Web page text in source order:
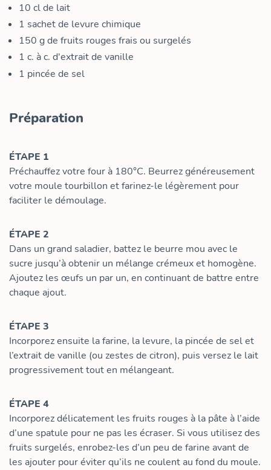
10 clde lait
1 sachet de levure chimique
150 gde fruits rouges frais ou surgelés
1 c. à c. d'extrait de vanille
1 pincée de sel
Préparation
ÉTAPE 1
Préchauffez votre four à 180°C. Beurrez généreusement
votre moule tourbillon et farinez-le légèrement pour
faciliter le démoulage.
ÉTAPE 2
Dans un grand saladier, battez le beurre mou avec le
sucre jusqu’à obtenir un mélange crémeux et homogène.
Ajoutez les œufs un par un, en continuant de battre entre
chaque ajout.
ÉTAPE 3
Incorporez ensuite la farine, la levure, la pincée de sel et
l’extrait de vanille (ou zestes de citron), puis versez le lait
progressivement tout en mélangeant.
ÉTAPE 4
Incorporez délicatement les fruits rouges à la pâte à l’aide
d’une spatule pour ne pas les écraser. Si vous utilisez des
fruits surgelés, enrobez-les d’un peu de farine avant de
les ajouter pour éviter qu’ils ne coulent au fond du moule.